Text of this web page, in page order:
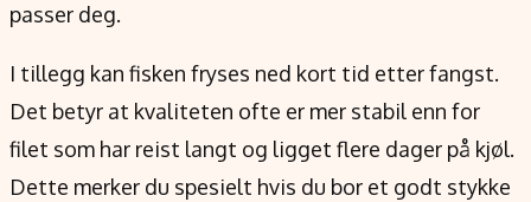
passer deg.
I tillegg kan fisken fryses ned kort tid etter fangst.
Det betyr at kvaliteten ofte er mer stabil enn for
filet som har reist langt og ligget flere dager på kjøl.
Dette merker du spesielt hvis du bor et godt stykke